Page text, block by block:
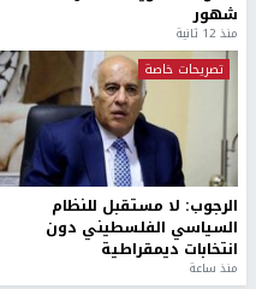
شهور
منذ 12 ثانية
تصريحات خاصة
الرجوب: لا مستقبل للنظام
السياسي الفلسطيني دون
انتخابات ديمقراطية
منذ ساعة